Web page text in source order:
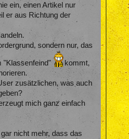
ein, einen Artikel nur
er aus Richtung der
sondern nur, das
"Klassenfeind"
kommt,
zusätzlichen, was auch
mich ganz einfach
nicht mehr, dass das